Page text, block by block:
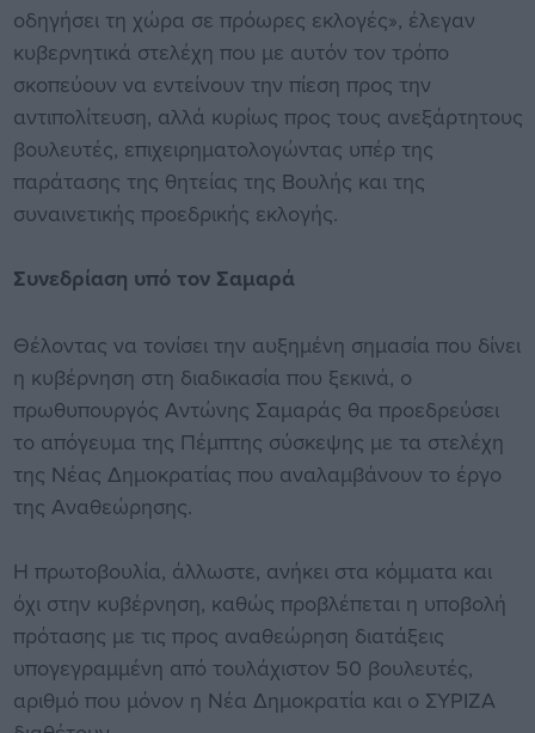
οδηγήσει τη χώρα σε πρόωρες εκλογές», έλεγαν
κυβερνητικά στελέχη που με αυτόν τον τρόπο
σκοπεύουν να εντείνουν την πίεση προς την
αντιπολίτευση, αλλά κυρίως προς τους ανεξάρτητους
βουλευτές, επιχειρηματολογώντας υπέρ της
παράτασης της θητείας της Βουλής και της
συναινετικής προεδρικής εκλογής.
Συνεδρίαση υπό τον Σαμαρά
Θέλοντας να τονίσει την αυξημένη σημασία που δίνει
η κυβέρνηση στη διαδικασία που ξεκινά, ο
πρωθυπουργός Αντώνης Σαμαράς θα προεδρεύσει
το απόγευμα της Πέμπτης σύσκεψης με τα στελέχη
της Νέας Δημοκρατίας που αναλαμβάνουν το έργο
της Αναθεώρησης.
Η πρωτοβουλία, άλλωστε, ανήκει στα κόμματα και
όχι στην κυβέρνηση, καθώς προβλέπεται η υποβολή
πρότασης με τις προς αναθεώρηση διατάξεις
υπογεγραμμένη από τουλάχιστον 50 βουλευτές,
αριθμό που μόνον η Νέα Δημοκρατία και ο ΣΥΡΙΖΑ